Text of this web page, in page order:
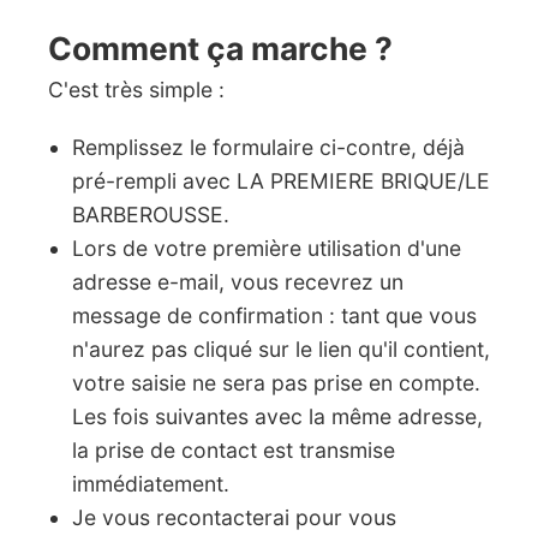
Comment ça marche ?
C'est très simple :
Remplissez le formulaire ci-contre, déjà
pré-rempli avec LA PREMIERE BRIQUE/LE
BARBEROUSSE.
Lors de votre première utilisation d'une
adresse e-mail, vous recevrez un
message de confirmation : tant que vous
n'aurez pas cliqué sur le lien qu'il contient,
votre saisie ne sera pas prise en compte.
Les fois suivantes avec la même adresse,
la prise de contact est transmise
immédiatement.
Je vous recontacterai pour vous